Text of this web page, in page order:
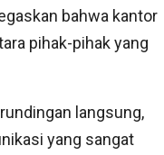
bahwa kantor
pihak-pihak yang
langsung,
yang sangat